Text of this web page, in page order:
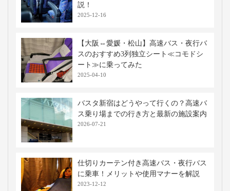
説！
2025-12-16
【大阪⇔愛媛・松山】高速バス・夜行バ
スのおすすめ3列独立シート≪コモドシ
ート≫に乗ってみた
2025-04-10
バスタ新宿はどうやって行くの？高速バ
ス乗り場までの行き方と最新の施設案内
2026-07-21
仕切りカーテン付き高速バス・夜行バス
に乗車！メリットや使用マナーを解説
2023-12-12